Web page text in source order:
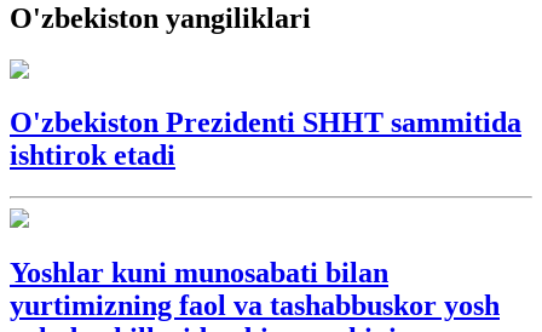
O'zbekiston yangiliklari
O'zbekiston Prezidenti SHHT sammitida
ishtirok etadi
Yoshlar kuni munosabati bilan
yurtimizning faol va tashabbuskor yosh